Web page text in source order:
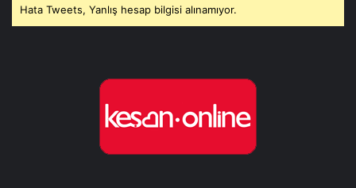
Hata Tweets, Yanlış hesap bilgisi alınamıyor.